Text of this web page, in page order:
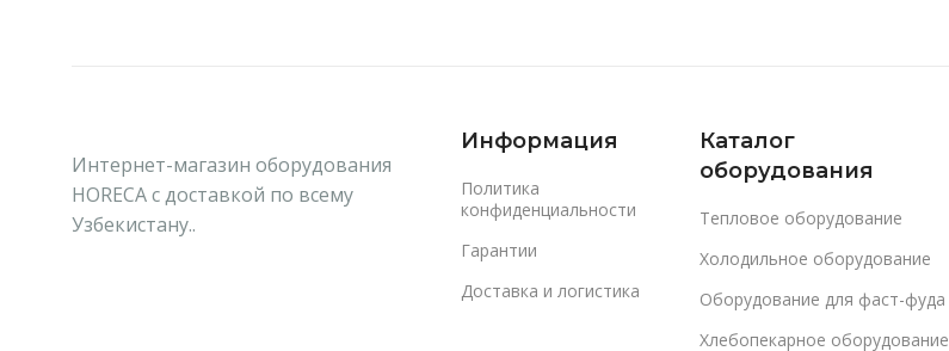
Интернет-магазин оборудования
HORECA с доставкой по всему
Узбекистану..
Информация
Политика
конфиденциальности
Гарантии
Доставка и логистика
Каталог
оборудования
Тепловое оборудование
Холодильное оборудование
Оборудование для фаст-фуда
Хлебопекарное оборудование